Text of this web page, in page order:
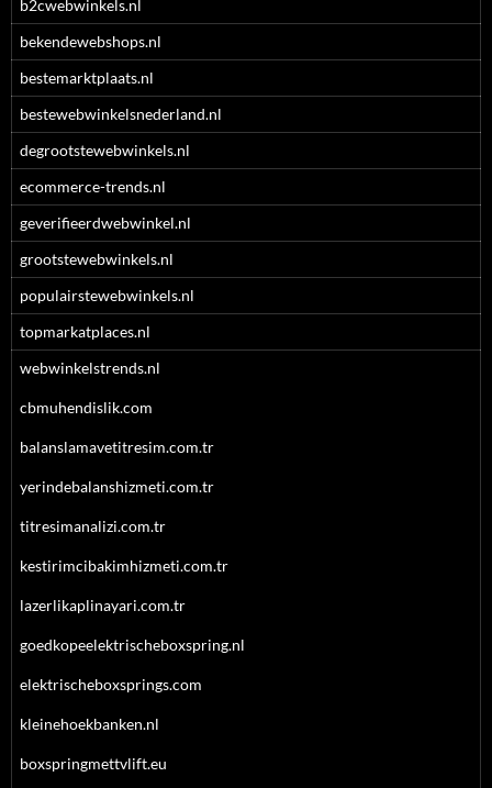
b2cwebwinkels.nl
bekendewebshops.nl
bestemarktplaats.nl
bestewebwinkelsnederland.nl
degrootstewebwinkels.nl
ecommerce-trends.nl
geverifieerdwebwinkel.nl
grootstewebwinkels.nl
populairstewebwinkels.nl
topmarkatplaces.nl
webwinkelstrends.nl
cbmuhendislik.com
balanslamavetitresim.com.tr
yerindebalanshizmeti.com.tr
titresimanalizi.com.tr
kestirimcibakimhizmeti.com.tr
lazerlikaplinayari.com.tr
goedkopeelektrischeboxspring.nl
elektrischeboxsprings.com
kleinehoekbanken.nl
boxspringmettvlift.eu